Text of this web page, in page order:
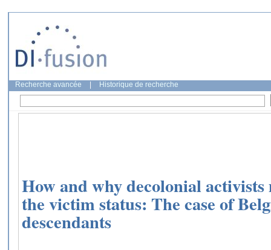
Recherche avancée Historique de recherche
How and why decolonial
the victim status: The case of
descendants